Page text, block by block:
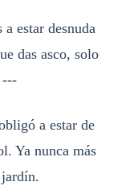
estar desnuda
das asco, solo
---
a estar de
Ya nunca más